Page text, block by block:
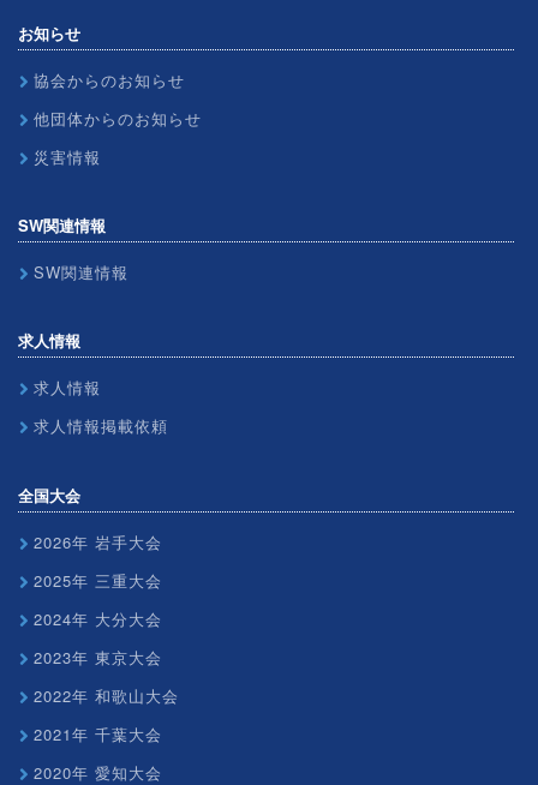
お知らせ
協会からのお知らせ
他団体からのお知らせ
災害情報
SW関連情報
SW関連情報
求人情報
求人情報
求人情報掲載依頼
全国大会
2026年 岩手大会
2025年 三重大会
2024年 大分大会
2023年 東京大会
2022年 和歌山大会
2021年 千葉大会
2020年 愛知大会